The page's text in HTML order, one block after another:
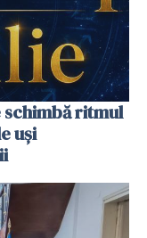
schimbă ritmul
uși